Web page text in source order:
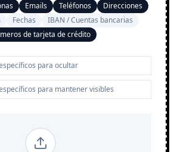
Emails Teléfonos
Direcciones
Fechas
IBAN / Cuentas bancarias
de tarjeta de crédito